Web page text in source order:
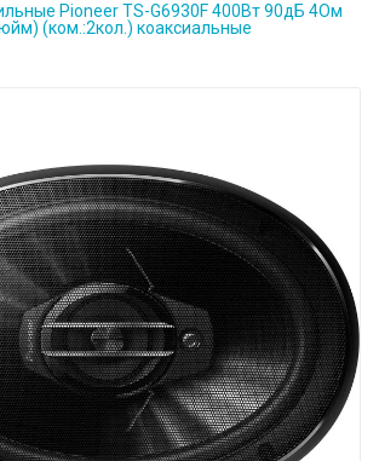
Pioneer TS-G6930F 400Вт 90дБ 4Ом
(ком.:2кол.) коаксиальные